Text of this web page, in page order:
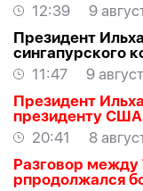
12:39
9
Президент
сингапурского
11:47
9
Президент
президенту
20:41
8
Разговор
рпродолжался